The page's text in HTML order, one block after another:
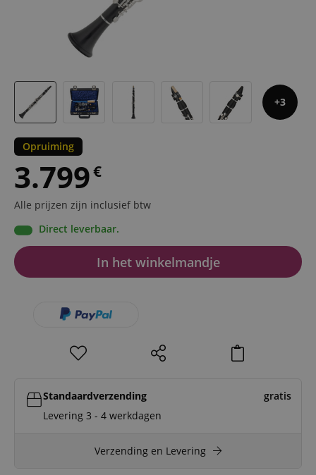
3
Opruiming
3.799€
Alle prijzen zijn inclusief btw
Direct leverbaar.
In het winkelmandje
Standaardverzending
gratis
Levering 3 - 4 werkdagen
Verzending en Levering